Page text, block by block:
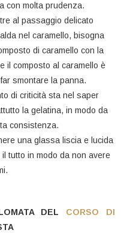
con molta prudenza.
al passaggio delicato
nel caramello, bisogna
di caramello con la
il composto al caramello è
smontare la panna.
di criticità sta nel saper
la gelatina, in modo da
consistenza.
una glassa liscia e lucida
tutto in modo da non avere
DEL CORSO DI